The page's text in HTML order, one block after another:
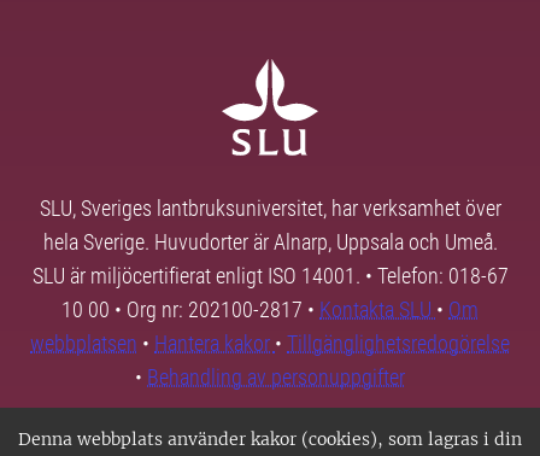
Denna webbplats använder kakor (cookies), som lagras i din
SLU, Sveriges lantbruksuniversitet, har verksamhet över
hela Sverige. Huvudorter är Alnarp, Uppsala och Umeå.
SLU är miljöcertifierat enligt ISO 14001. • Telefon: 018-67
10 00 • Org nr: 202100-2817 • Kontakta SLU • Om
webbplatsen • Hantera kakor • Tillgänglighetsredogörelse
• Behandling av personuppgifter